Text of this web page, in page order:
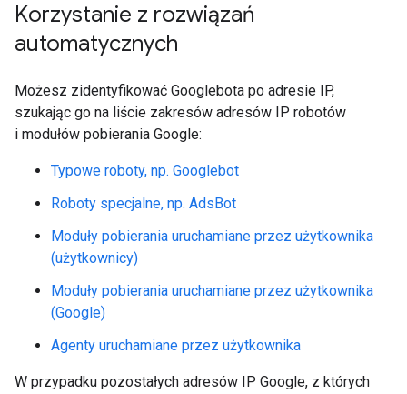
Korzystanie z rozwiązań
automatycznych
Możesz zidentyfikować Googlebota po adresie IP,
szukając go na liście zakresów adresów IP robotów
i modułów pobierania Google:
Typowe roboty, np. Googlebot
Roboty specjalne, np. AdsBot
Moduły pobierania uruchamiane przez użytkownika
(użytkownicy)
Moduły pobierania uruchamiane przez użytkownika
(Google)
Agenty uruchamiane przez użytkownika
W przypadku pozostałych adresów IP Google, z których